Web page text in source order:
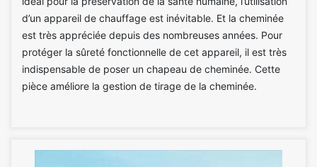
d’un appareil de chauffage est inévitable. Et la cheminée
est très appréciée depuis des nombreuses années. Pour
protéger la sûreté fonctionnelle de cet appareil, il est très
indispensable de poser un chapeau de cheminée. Cette
pièce améliore la gestion de tirage de la cheminée.